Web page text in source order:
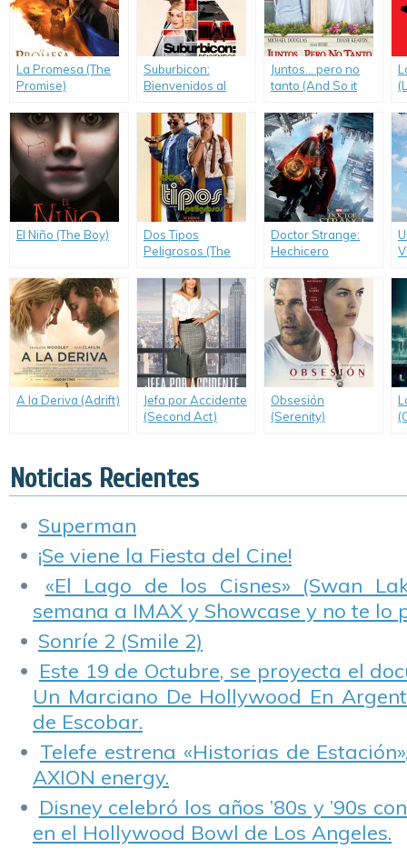
La Promesa (The
Promise)
Suburbicon:
Bienvenidos al
(Suburbicon)
Juntos… pero no
tanto (And So it
El Niño (The Boy)
Dos Tipos
Peligrosos (The
Doctor Strange:
Hechicero
Strange)
A la Deriva (Adrift)
Jefa por Accidente
(Second Act)
Obsesión
(Serenity)
Noticias Recientes
Superman
¡Se viene la Fiesta del Cine!
«El Lago de los Cisnes» (Swan
semana a IMAX y Showcase y no te lo
Sonríe 2 (Smile 2)
Este 19 de Octubre, se proyecta el
Un Marciano De Hollywood En
de Escobar.
Telefe estrena «Historias de
AXION energy.
Disney celebró los años ’80s y ’90s
en el Hollywood Bowl de Los Angeles.